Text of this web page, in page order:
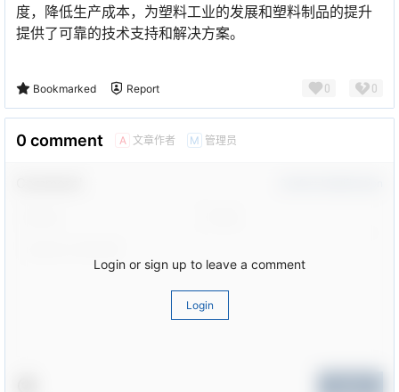
度，降低生产成本，为塑料工业的发展和塑料制品的提升
提供了可靠的技术支持和解决方案。
Bookmarked Report 0 0
0 comment A 文章作者 M 管理员
Login or sign up to leave a comment
Login